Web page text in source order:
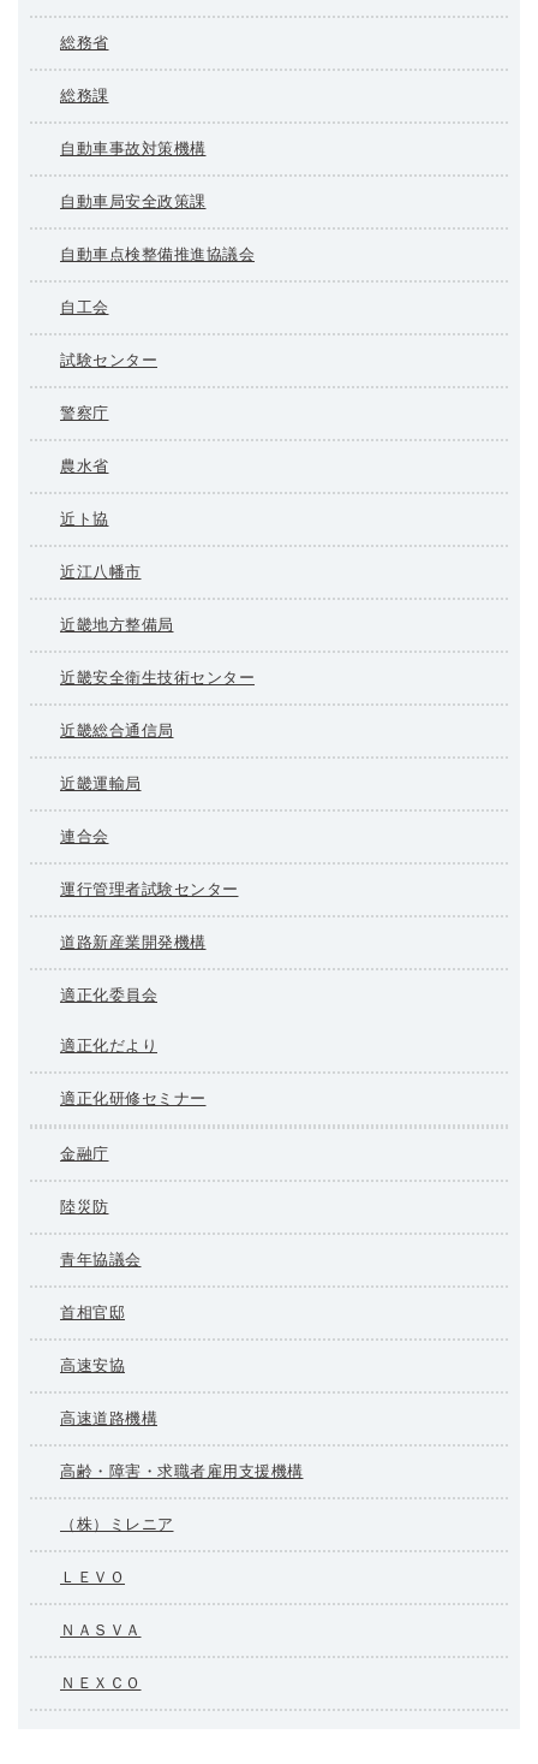
総務省
総務課
自動車事故対策機構
自動車局安全政策課
自動車点検整備推進協議会
自工会
試験センター
警察庁
農水省
近ト協
近江八幡市
近畿地方整備局
近畿安全衛生技術センター
近畿総合通信局
近畿運輸局
連合会
運行管理者試験センター
道路新産業開発機構
適正化委員会
適正化だより
適正化研修セミナー
金融庁
陸災防
青年協議会
首相官邸
高速安協
高速道路機構
高齢・障害・求職者雇用支援機構
（株）ミレニア
ＬＥＶＯ
ＮＡＳＶＡ
ＮＥＸＣＯ